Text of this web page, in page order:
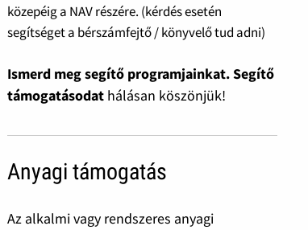
közepéig a NAV részére. (kérdés esetén
segítséget a bérszámfejtő / könyvelő tud adni)
Ismerd meg segítő programjainkat. Segítő
támogatásodat hálásan köszönjük!
Anyagi támogatás
Az alkalmi vagy rendszeres anyagi